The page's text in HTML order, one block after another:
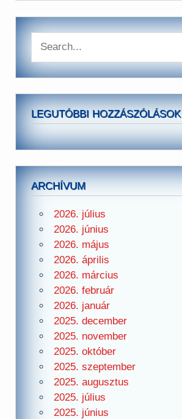
LEGUTÓBBI HOZZÁSZÓLÁSOK
ARCHÍVUM
2026. július
2026. június
2026. május
2026. április
2026. március
2026. február
2026. január
2025. december
2025. november
2025. október
2025. szeptember
2025. augusztus
2025. július
2025. június